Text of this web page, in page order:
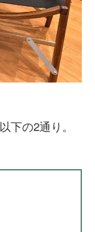
下の2通り。